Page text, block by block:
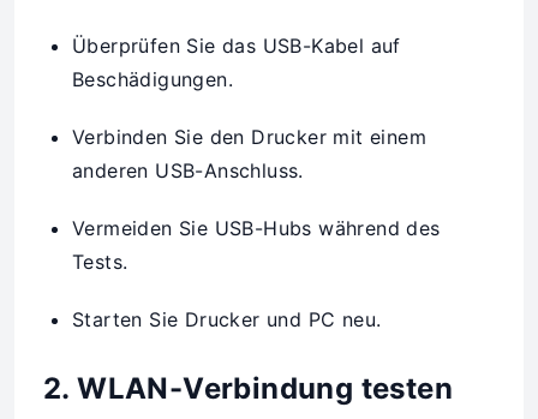
Überprüfen Sie das USB-Kabel auf
Beschädigungen.
Verbinden Sie den Drucker mit einem
anderen USB-Anschluss.
Vermeiden Sie USB-Hubs während des
Tests.
Starten Sie Drucker und PC neu.
2. WLAN-Verbindung testen